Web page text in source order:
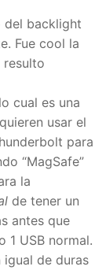
del backlight
Fue cool la
resulto
cual es una
usar el
para
“MagSafe”
la
de tener un
antes que
1 USB normal.
igual de duras